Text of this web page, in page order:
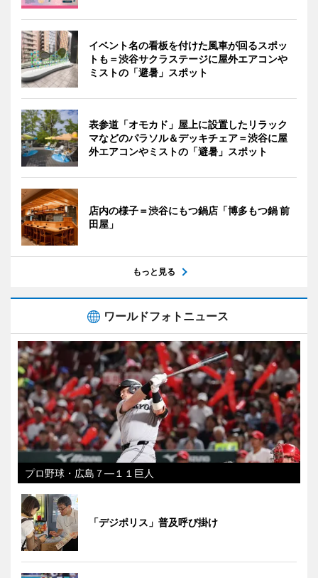
イベント名の看板を付けた風車が回るスポッ
トも＝渋谷サクラステージに屋外エアコンや
ミストの「避暑」スポット
表参道「オモカド」屋上に設置したリラック
マなどのパラソル＆デッキチェア＝渋谷に屋
外エアコンやミストの「避暑」スポット
店内の様子＝渋谷にもつ鍋店「博多もつ鍋 前
田屋」
もっと見る
ワールドフォトニュース
プロ野球・広島７―１１巨人
「デジポリス」普及呼び掛け